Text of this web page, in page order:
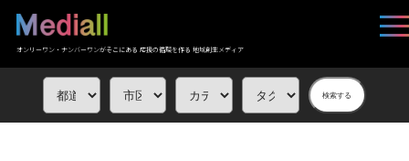
オンリーワン・ナンバーワンがそこにある 応援の循環を作る 地域創生メディア
検索する